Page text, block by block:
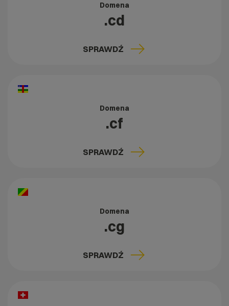
Domena
.cd
SPRAWDŹ
Domena
.cf
SPRAWDŹ
Domena
.cg
SPRAWDŹ